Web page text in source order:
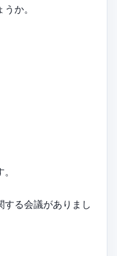
か。
する会議がありまし